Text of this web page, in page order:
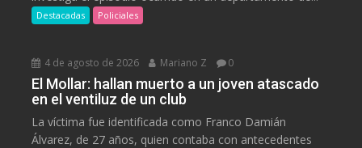
Destacadas Policiales
4 de agosto de 2026 Mariano Z 0
El Mollar: hallan muerto a un joven atascado
en el ventiluz de un club
La víctima fue identificada como Franco Damián
Álvarez, de 27 años, quien contaba con antecedentes